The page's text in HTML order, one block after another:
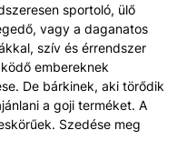
sportoló, ülő
vagy a daganatos
szív és érrendszer
embereknek
De bárkinek, aki törődik
a goji terméket. A
Szedése meg